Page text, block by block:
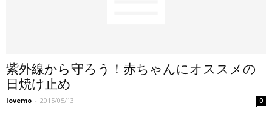
紫外線から守ろう！赤ちゃんにオススメの
日焼け止め
lovemo - 2015/05/13 0